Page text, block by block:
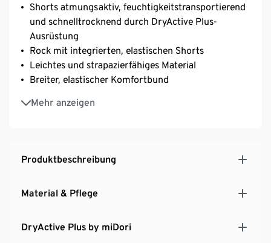
Shorts atmungsaktiv, feuchtigkeitstransportierend
und schnelltrocknend durch DryActive Plus-
Ausrüstung
Rock mit integrierten, elastischen Shorts
Leichtes und strapazierfähiges Material
Breiter, elastischer Komfortbund
Mehr anzeigen
Shorts: Eingrifftasche auf der linken Seite
Softes, elastisches Material mit der Faser Creora® –
Produktbeschreibung
Material & Pflege
DryActive Plus by miDori